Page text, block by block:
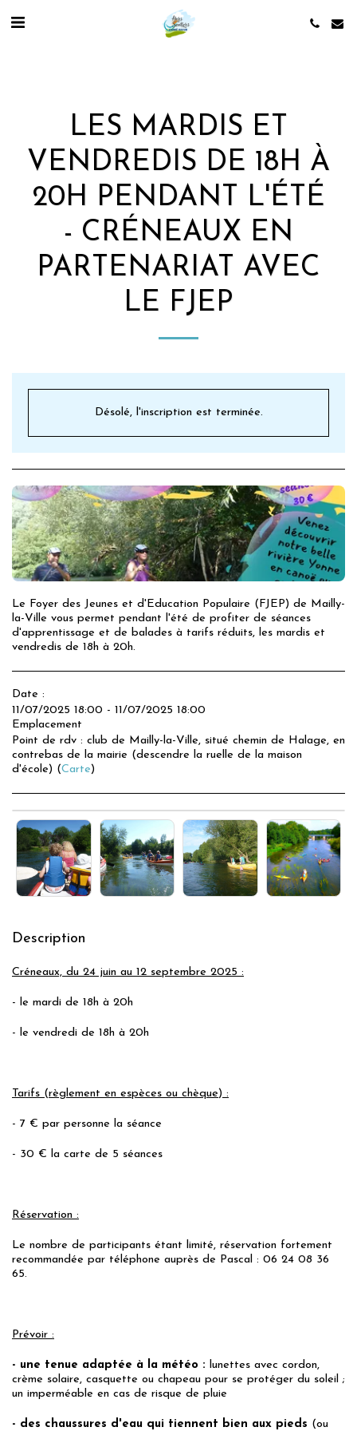
LES MARDIS ET
VENDREDIS DE 18H À
20H PENDANT L'ÉTÉ
- CRÉNEAUX EN
PARTENARIAT AVEC
LE FJEP
Désolé, l'inscription est terminée.
Le Foyer des Jeunes et d'Education Populaire (FJEP) de Mailly-
la-Ville vous permet pendant l'été de profiter de séances
d'apprentissage et de balades à tarifs réduits, les mardis et
vendredis de 18h à 20h.
Date :
11/07/2025 18:00 - 11/07/2025 18:00
Emplacement
Point de rdv : club de Mailly-la-Ville, situé chemin de Halage, en
contrebas de la mairie (descendre la ruelle de la maison
d'école) (Carte)
Description
Créneaux, du 24 juin au 12 septembre 2025 :
- le mardi de 18h à 20h
- le vendredi de 18h à 20h
Tarifs (règlement en espèces ou chèque) :
- 7 € par personne la séance
- 30 € la carte de 5 séances
Réservation :
Le nombre de participants étant limité, réservation fortement
recommandée par téléphone auprès de Pascal : 06 24 08 36
65.
Prévoir :
- une tenue adaptée à la météo : lunettes avec cordon,
crème solaire, casquette ou chapeau pour se protéger du soleil ;
un imperméable en cas de risque de pluie
- des chaussures d'eau qui tiennent bien aux pieds (ou